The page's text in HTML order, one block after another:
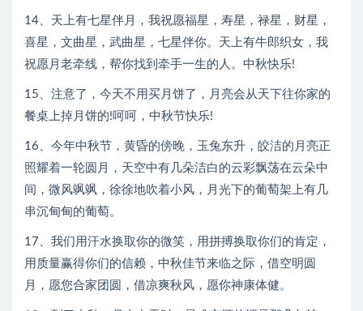
14、天上有七星伴月，我祝愿福星，寿星，禄星，财星，
喜星，文曲星，武曲星，七星伴你。天上有牛郎织女，我
祝愿月老牵线，帮你找到牵手一生的人。中秋快乐!
15、注意了，今天不用买月饼了，月亮会从天下往你家的
餐桌上掉月饼的!呵呵，中秋节快乐!
16、今年中秋节，黄昏的傍晚，玉兔东升，皎洁的月亮正
照耀着一轮圆月，天空中有几朵洁白的云彩飘荡在云朵中
间，微风飒飒，徐徐地吹着小风，月光下的葡萄架上有几
串沉甸甸的葡萄。
17、我们用汗水换取你的微笑，用拼搏换取你们的肯定，
用质量赢得你们的信赖，中秋佳节来临之际，借空明圆
月，愿您合家团圆，借凉爽秋风，愿你神康体健。